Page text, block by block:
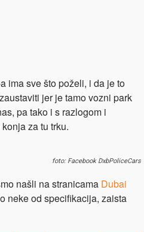
ima sve što poželi, i da je to
jer je tamo vozni park
pa tako i s razlogom i
za tu trku.
foto: Facebook DxbPoliceCars
našli na stranicama Dubai
neke od specifikacija, zaista